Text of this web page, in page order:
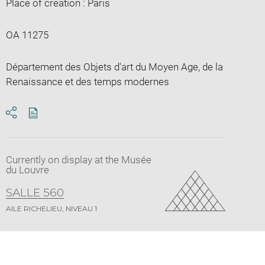
Place of creation : Paris
OA 11275
Département des Objets d'art du Moyen Age, de la
Renaissance et des temps modernes
Currently on display at the Musée
du Louvre
SALLE 560
AILE RICHELIEU, NIVEAU 1